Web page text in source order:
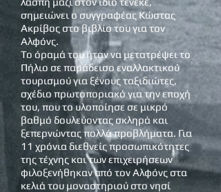
σημειώνει ο συγγραφέας Κώστας
Ακρίβος στο βιβλίο του για τον
Αλφόνς.
Το όραμά του ήταν να μετατρέψει το
Πήλιο σε παράδεισο εναλλακτικού
τουρισμού για ξένους ταξιδιώτες,
σχέδιο πρωτοποριακό για την εποχή
του, που το υλοποίησε σε μικρό
βαθμό δουλεύοντας σκληρά και
ξεπερνώντας πολλά προβλήματα. Για
11 χρόνια διεθνείς προσωπικότητες
της τέχνης και των επιχειρήσεων
φιλοξενήθηκαν από τον Αλφόνς στα
κελιά του μοναστηριού στο νησί